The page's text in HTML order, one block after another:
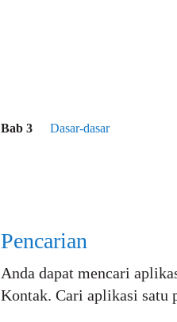
Bab 3 Dasar-dasar
Pencarian
Anda dapat mencari
Kontak. Cari aplikasi satu